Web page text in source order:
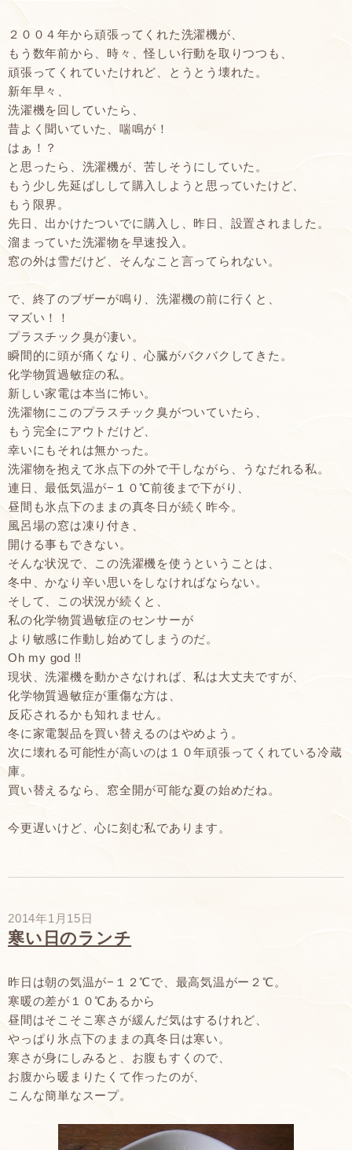
２００４年から頑張ってくれた洗濯機が、
もう数年前から、時々、怪しい行動を取りつつも、
頑張ってくれていたけれど、とうとう壊れた。
新年早々、
洗濯機を回していたら、
昔よく聞いていた、喘鳴が！
はぁ！？
と思ったら、洗濯機が、苦しそうにしていた。
もう少し先延ばしして購入しようと思っていたけど、
もう限界。
先日、出かけたついでに購入し、昨日、設置されました。
溜まっていた洗濯物を早速投入。
窓の外は雪だけど、そんなこと言ってられない。
で、終了のブザーが鳴り、洗濯機の前に行くと、
マズい！！
プラスチック臭が凄い。
瞬間的に頭が痛くなり、心臓がバクバクしてきた。
化学物質過敏症の私。
新しい家電は本当に怖い。
洗濯物にこのプラスチック臭がついていたら、
もう完全にアウトだけど、
幸いにもそれは無かった。
洗濯物を抱えて氷点下の外で干しながら、うなだれる私。
連日、最低気温が−１０℃前後まで下がり、
昼間も氷点下のままの真冬日が続く昨今。
風呂場の窓は凍り付き、
開ける事もできない。
そんな状況で、この洗濯機を使うということは、
冬中、かなり辛い思いをしなければならない。
そして、この状況が続くと、
私の化学物質過敏症のセンサーが
より敏感に作動し始めてしまうのだ。
Oh my god !!
現状、洗濯機を動かさなければ、私は大丈夫ですが、
化学物質過敏症が重傷な方は、
反応されるかも知れません。
冬に家電製品を買い替えるのはやめよう。
次に壊れる可能性が高いのは１０年頑張ってくれている冷蔵
庫。
買い替えるなら、窓全開が可能な夏の始めだね。
今更遅いけど、心に刻む私であります。
2014年1月15日
寒い日のランチ
昨日は朝の気温が−１２℃で、最高気温がー２℃。
寒暖の差が１０℃あるから
昼間はそこそこ寒さが緩んだ気はするけれど、
やっぱり氷点下のままの真冬日は寒い。
寒さが身にしみると、お腹もすくので、
お腹から暖まりたくて作ったのが、
こんな簡単なスープ。